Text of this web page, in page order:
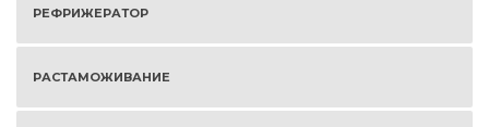
РЕФРИЖЕРАТОР
РАСТАМОЖИВАНИЕ